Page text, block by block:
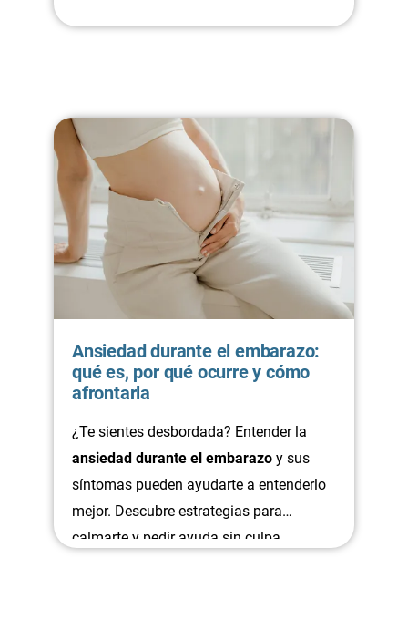
Ansiedad durante el embarazo:
qué es, por qué ocurre y cómo
afrontarla
¿Te sientes desbordada? Entender la
ansiedad durante el embarazo y sus
síntomas pueden ayudarte a entenderlo
mejor. Descubre estrategias para
calmarte y pedir ayuda sin culpa.